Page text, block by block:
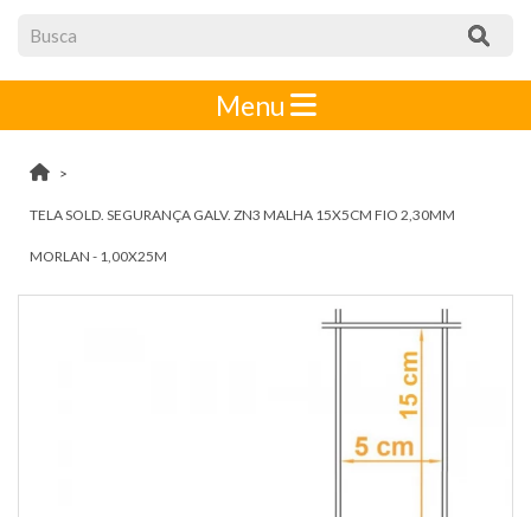
Menu
TELA SOLD. SEGURANÇA GALV. ZN3 MALHA 15X5CM FIO 2,30MM
MORLAN - 1,00X25M